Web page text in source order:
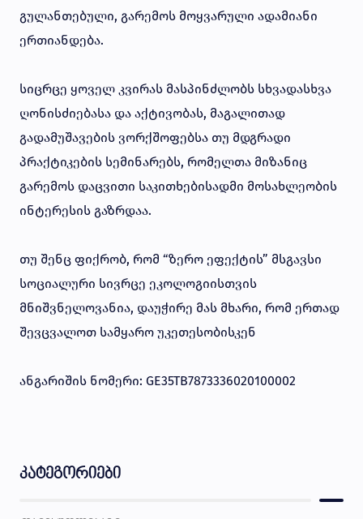
გულანთებული, გარემოს მოყვარული ადამიანი
ერთიანდება.
სიცრცე ყოველ კვირას მასპინძლობს სხვადასხვა
ღონისძიებასა და აქტივობას, მაგალითად
გადამუშავების ვორქშოფებსა თუ მდგრადი
პრაქტიკების სემინარებს, რომელთა მიზანიც
გარემოს დაცვითი საკითხებისადმი მოსახლეობის
ინტერესის გაზრდაა.
თუ შენც ფიქრობ, რომ “ზერო ეფექტის” მსგავსი
სოციალური სივრცე ეკოლოგიისთვის
მნიშვნელოვანია, დაუჭირე მას მხარი, რომ ერთად
შევცვალოთ სამყარო უკეთესობისკენ
ანგარიშის ნომერი: GE35TB7873336020100002
კატეგორიები